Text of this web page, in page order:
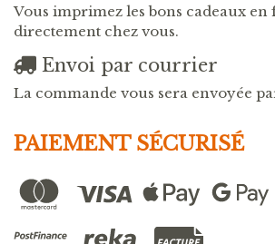
Vous imprimez les bons cadeaux en
directement chez vous.
Envoi par courrier
La commande vous sera envoyée
PAIEMENT SÉCURISÉ